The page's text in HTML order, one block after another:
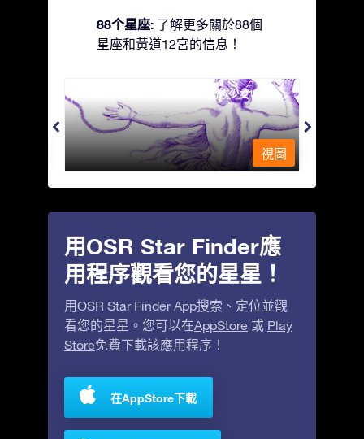
88个星座: 了解更多關於88個
星座和黃道12宮的信息！
Andromeda - 被鐵鍊鎖著的少女
視圖
用OSR Star Finder應
用程序觀看您的星星！
用OSR Star Finder App搜索、定位並觀
看您的星星。您可以在AppStore 或 Play
Store免費下載該應用程序！
在AppStore下載